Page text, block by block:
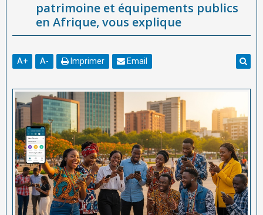
patrimoine et équipements publics
en Afrique, vous explique
A+ A- Imprimer Email